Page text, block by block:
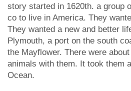
story started in 1620th. a group
co to live in America. They
They wanted a new and better
Plymouth, a port on the south
the Mayflower. There were
animals with them. It took them
Ocean.